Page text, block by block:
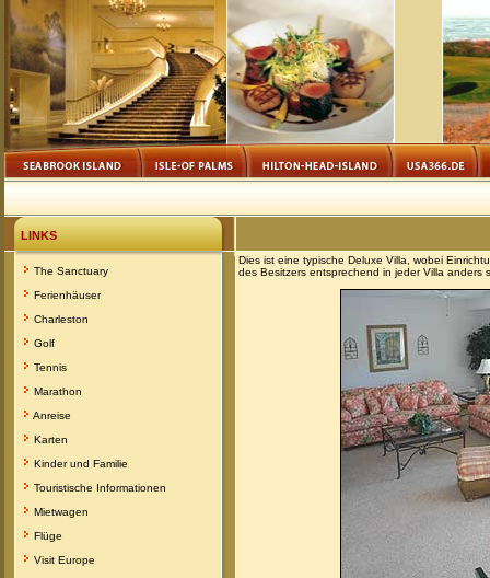
LINKS
The Sanctuary
Ferienhäuser
Charleston
Golf
Tennis
Marathon
Anreise
Karten
Kinder und Familie
Touristische Informationen
Mietwagen
Flüge
Visit Europe
Dies ist eine typische Deluxe Villa, wobei
des Besitzers entsprechend in jeder Villa anders